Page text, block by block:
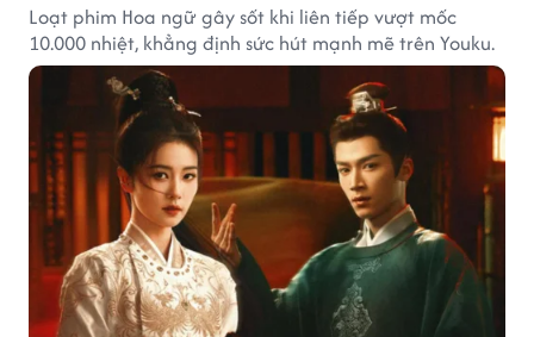
Loạt phim Hoa ngữ gây sốt khi liên tiếp vượt mốc
10.000 nhiệt, khẳng định sức hút mạnh mẽ trên Youku.